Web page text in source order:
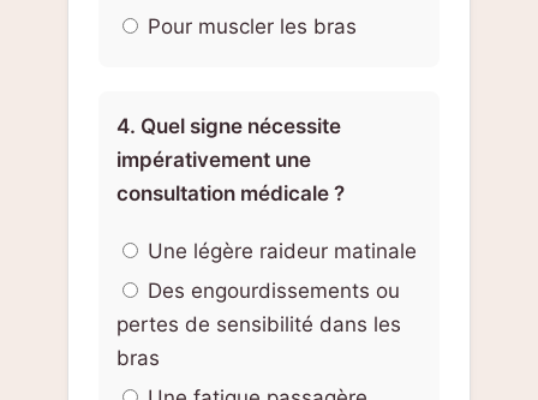
Pour muscler les bras
4. Quel signe nécessite
impérativement une
consultation médicale ?
Une légère raideur matinale
Des engourdissements ou
pertes de sensibilité dans les
bras